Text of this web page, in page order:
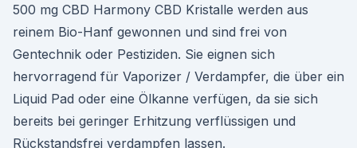
500 mg CBD Harmony CBD Kristalle werden aus
reinem Bio-Hanf gewonnen und sind frei von
Gentechnik oder Pestiziden. Sie eignen sich
hervorragend für Vaporizer / Verdampfer, die über ein
Liquid Pad oder eine Ölkanne verfügen, da sie sich
bereits bei geringer Erhitzung verflüssigen und
Rückstandsfrei verdampfen lassen.